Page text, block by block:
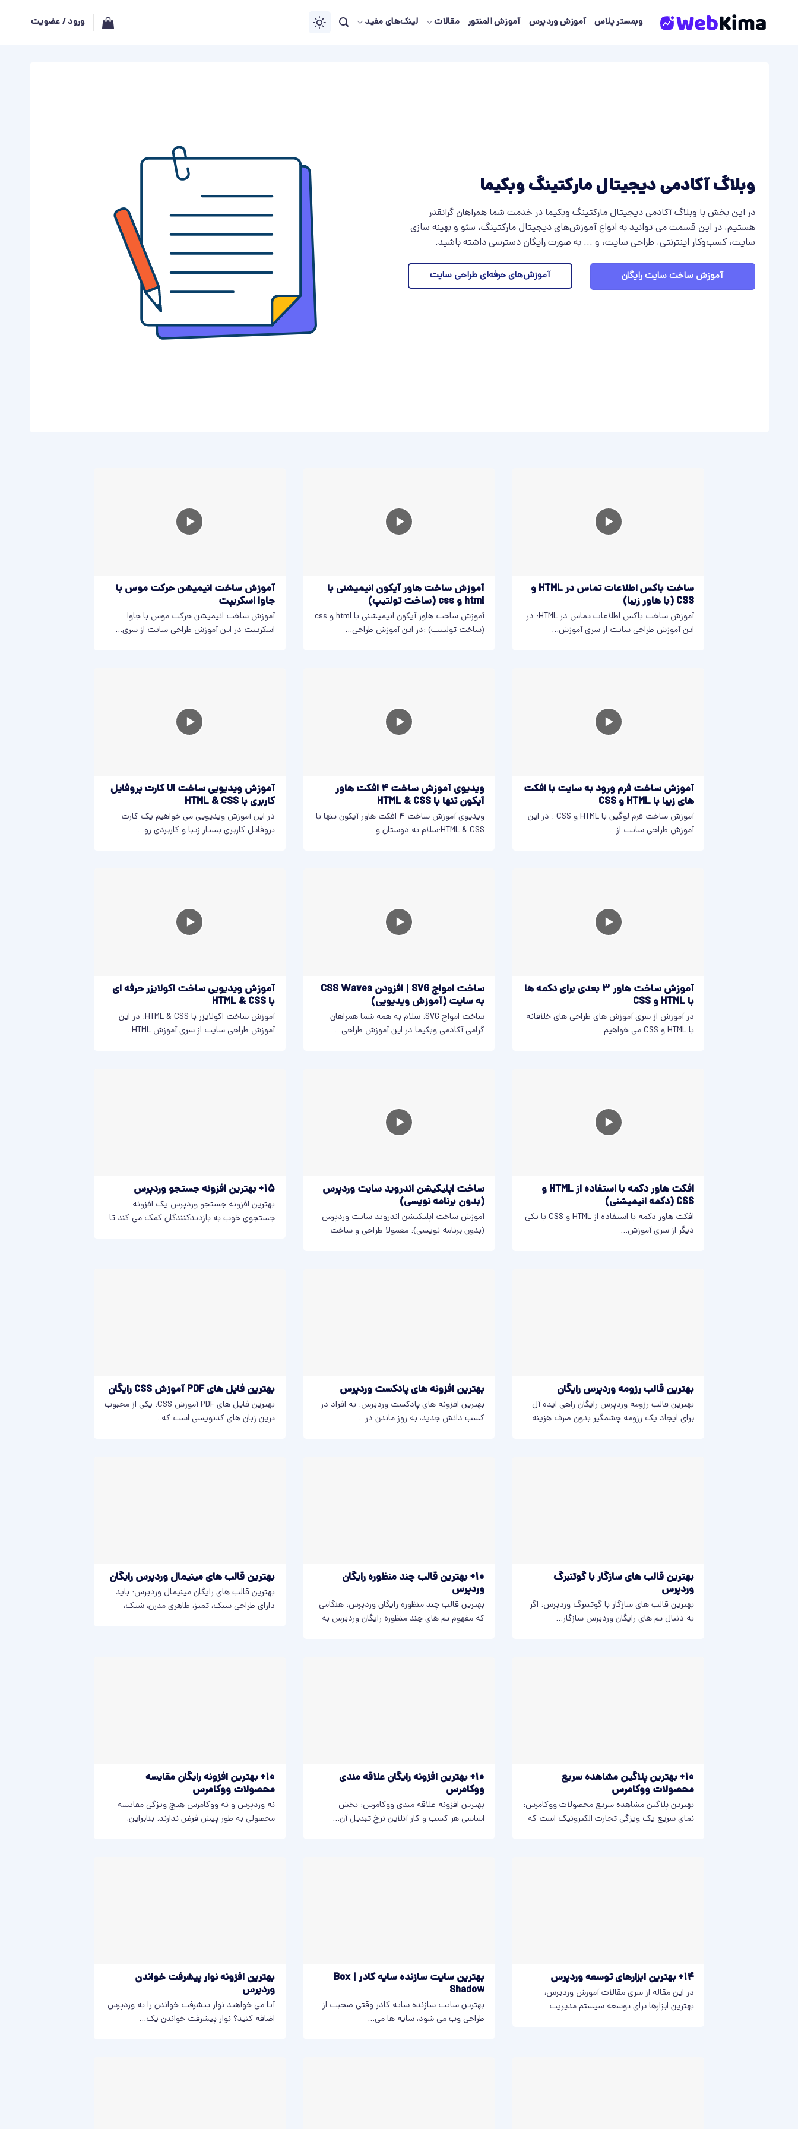
وبمستر پلاس آموزش وردپرس آموزش المنتور مقالات لینک‌های مفید ورود / عضویت
وبلاگ آکادمی دیجیتال مارکتینگ وبکیما
در این بخش با وبلاگ آکادمی دیجیتال مارکتینگ وبکیما در خدمت شما همراهان گرانقدر
هستیم، در این قسمت می توانید به انواع آموزش‌های دیجیتال مارکتینگ، سئو و بهینه سازی
سایت، کسب‌و‌کار اینترنتی، طراحی سایت، و ... به صورت رایگان دسترسی داشته باشید.
آموزش ساخت سایت رایگان آموزش‌های حرفه‌ای طراحی سایت
ساخت باکس اطلاعات تماس در HTML و
CSS (با هاور زیبا)
آموزش ساخت باکس اطلاعات تماس در HTML: در
این آموزش طراحی سایت از سری آموزش...
آموزش ساخت هاور آیکون انیمیشنی با
html و css (ساخت تولتیپ)
آموزش ساخت هاور آیکون انیمیشنی با html و css
(ساخت تولتیپ) :در این آموزش طراحی...
آموزش ساخت انیمیشن حرکت موس با
جاوا اسکریپت
آموزش ساخت انیمیشن حرکت موس با جاوا
اسکریپت در این آموزش طراحی سایت از سری...
آموزش ساخت فرم ورود به سایت با افکت
های زیبا با HTML و CSS
آموزش ساخت فرم لوگین با HTML و CSS : در این
آموزش طراحی سایت از...
ویدیوی آموزش ساخت ۴ افکت هاور
آیکون تنها با HTML & CSS
ویدیوی آموزش ساخت ۴ افکت هاور آیکون تنها با
HTML & CSS:سلام به دوستان و...
آموزش ویدیویی ساخت UI کارت پروفایل
کاربری با HTML & CSS
در این آموزش ویدیویی می خواهیم یک کارت
پروفایل کاربری بسیار زیبا و کاربردی رو...
آموزش ساخت هاور 3 بعدی برای دکمه ها
با HTML و CSS
در آموزش از سری آموزش های طراحی های خلاقانه
با HTML و CSS می خواهیم...
ساخت امواج SVG | افزودن CSS Waves
به سایت (آموزش ویدیویی)
ساخت امواج SVG: سلام به همه شما همراهان
گرامی آکادمی وبکیما در این آموزش طراحی...
آموزش ویدیویی ساخت اکولایزر حرفه ای
با HTML & CSS
آموزش ساخت اکولایزر با HTML & CSS: در این
آموزش طراحی سایت از سری آموزش HTML...
افکت هاور دکمه با استفاده از HTML و
CSS (دکمه انیمیشنی)
افکت هاور دکمه با استفاده از HTML و CSS با یکی
دیگر از سری آموزش...
ساخت اپلیکیشن اندروید سایت وردپرس
(بدون برنامه نویسی)
آموزش ساخت اپلیکیشن اندروید سایت وردپرس
(بدون برنامه نویسی): معمولا طراحی و ساخت
15+ بهترین افزونه جستجو وردپرس
بهترین افزونه جستجو وردپرس یک افزونه
جستجوی خوب به بازدیدکنندگان کمک می کند تا
بهترین قالب رزومه وردپرس رایگان
بهترین قالب رزومه وردپرس رایگان راهی ایده آل
برای ایجاد یک رزومه چشمگیر بدون صرف هزینه
بهترین افزونه های پادکست وردپرس
بهترین افزونه های پادکست وردپرس: به افراد در
کسب دانش جدید، به روز ماندن در...
بهترین فایل های PDF آموزش CSS رایگان
بهترین فایل های PDF آموزش CSS: یکی از محبوب
ترین زبان های کدنویسی است که...
بهترین قالب‌ های سازگار با گوتنبرگ
وردپرس
بهترین قالب‌ های سازگار با گوتنبرگ وردپرس: اگر
به دنبال تم های رایگان وردپرس سازگار...
10+ بهترین قالب‌ چند‌ منظوره رایگان
وردپرس
بهترین قالب‌ چند‌ منظوره رایگان وردپرس: هنگامی
که مفهوم تم های چند منظوره رایگان وردپرس به
بهترین قالب های مینیمال وردپرس رایگان
بهترین قالب های رایگان مینیمال وردپرس: باید
دارای طراحی سبک، تمیز، ظاهری مدرن، شیک،
10+ بهترین پلاگین مشاهده سریع
محصولات ووکامرس
بهترین پلاگین مشاهده سریع محصولات ووکامرس:
نمای سریع یک ویژگی تجارت الکترونیک است که
10+ بهترین افزونه رایگان علاقه مندی
ووکامرس
بهترین افزونه علاقه مندی ووکامرس: بخش
اساسی هر کسب و کار آنلاین نرخ تبدیل آن...
10+ بهترین افزونه رایگان مقایسه
محصولات ووکامرس
نه وردپرس و نه ووکامرس هیچ ویژگی مقایسه
محصولی به طور پیش فرض ندارند. بنابراین،
14+ بهترین ابزارهای توسعه وردپرس
در این مقاله از سری مقالات آمورش وردپرس،
بهترین ابزارها برای توسعه سیستم مدیریت
بهترین سایت سازنده سایه‌ کادر | Box
Shadow
بهترین سایت سازنده سایه‌ کادر وقتی صحبت از
طراحی وب می شود، سایه ها می...
بهترین افزونه نوار پیشرفت خواندن
وردپرس
آیا می خواهید نوار پیشرفت خواندن را به وردپرس
اضافه کنید؟ نوار پیشرفت خواندن یک...